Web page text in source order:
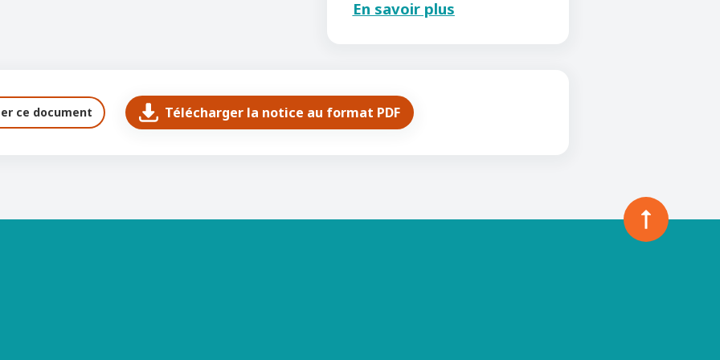
En savoir plus
ce document Télécharger la notice au format PDF